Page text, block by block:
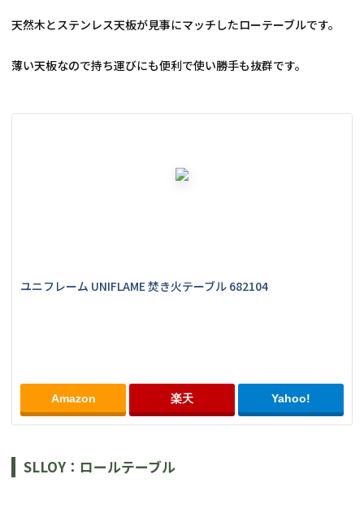
天然木とステンレス天板が見事にマッチしたローテーブルです。
薄い天板なので持ち運びにも便利で使い勝手も抜群です。
ユニフレーム UNIFLAME 焚き火テーブル 682104
Amazon 楽天 Yahoo!
SLLOY：ロールテーブル